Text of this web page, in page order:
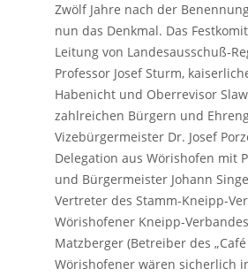
Zwölf Jahre nach der
nun das Denkmal. Das
Leitung von Landesausschuß-
Professor Josef Sturm,
Habenicht und Oberrevisor
zahlreichen Bürgern und
Vizebürgermeister Dr. Josef
Delegation aus Wörishofen mit
und Bürgermeister Johann
Vertreter des Stamm-Kneipp-
Wörishofener Kneipp-
Matzberger (Betreiber des
Wörishofener wären sicherlich